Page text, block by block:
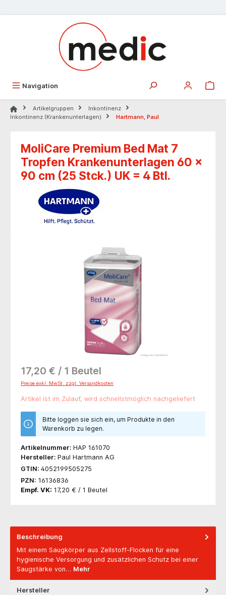
Navigation
Artikelgruppen
Inkontinenz
Inkontinenz (Krankenunterlagen)
Hartmann, Paul
MoliCare Premium Bed Mat 7
Tropfen Krankenunterlagen 60 x
90 cm (25 Stck.) UK = 4 Btl.
Bildergalerie überspringen
17,20 € / 1 Beutel
Preise exkl. MwSt. zzgl. Versandkosten
Artikel ist im Zulauf, wird schnellstmöglich nachgeliefert
Bitte loggen sie sich ein, um Produkte in den
Warenkorb zu legen.
Artikelnummer: HAP 161070
Hersteller: Paul Hartmann AG
GTIN: 4052199505275
PZN: 16136836
Empf. VK: 17,20 € / 1 Beutel
Beschreibung
Mit einem Saugkörper aus Zellstoff-Flocken für eine
hygienische Versorgung und zusätzlichen Schutz bei einer
Saugstärke von… Mehr
Hersteller